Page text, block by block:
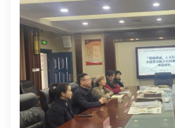
党委委员兼工会主席刘志